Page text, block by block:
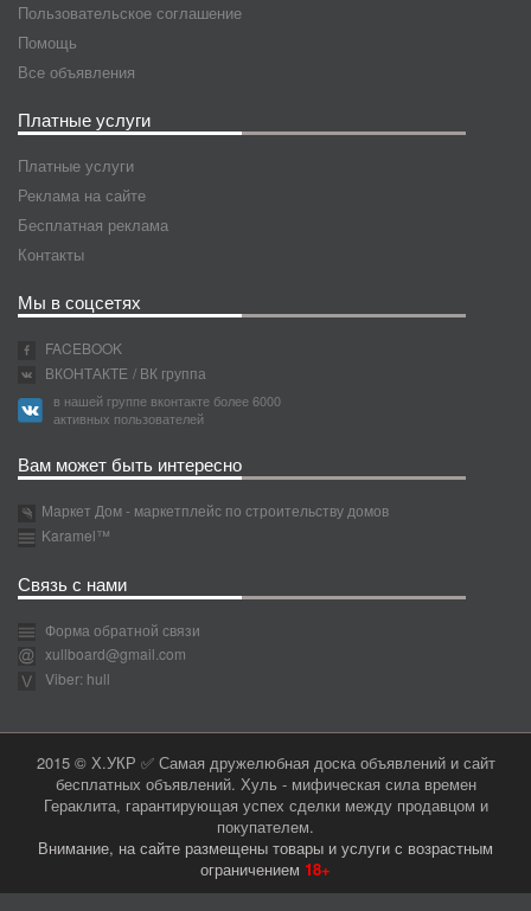
Пользовательское соглашение
Помощь
Все объявления
Платные услуги
Платные услуги
Реклама на сайте
Бесплатная реклама
Контакты
Мы в соцсетях
FACEBOOK
ВКОНТАКТЕ / ВК группа
в нашей группе вконтакте более 6000
активных пользователей
Вам может быть интересно
Маркет Дом - маркетплейс по строительству домов
Karamel™
Связь с нами
Форма обратной связи
xullboard@gmail.com
Viber: hull
2015 © Х.УКР ✅ Самая дружелюбная доска объявлений и сайт
бесплатных объявлений. Хуль - мифическая сила времен
Гераклита, гарантирующая успех сделки между продавцом и
покупателем.
Внимание, на сайте размещены товары и услуги с возрастным
ограничением 18+